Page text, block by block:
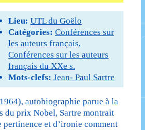
Lieu: UTL du Goëlo
Catégories: Conférences sur
les auteurs français,
Conférences sur les auteurs
français du XXe s.
Mots-clefs: Jean- Paul Sartre
autobiographie parue à la
du prix Nobel, Sartre montrait
pertinence et d’ironie comment